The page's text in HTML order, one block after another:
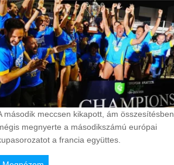
második meccsen kikapott, ám összesítésben
megnyerte a másodikszámú európai
a francia együttes.